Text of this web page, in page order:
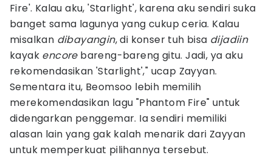
Fire'. Kalau aku, 'Starlight', karena aku sendiri suka
banget sama lagunya yang cukup ceria. Kalau
misalkan dibayangin, di konser tuh bisa dijadiin
kayak encorebareng-bareng gitu. Jadi, ya aku
rekomendasikan 'Starlight'," ucap Zayyan.
Sementara itu, Beomsoo lebih memilih
merekomendasikan lagu "Phantom Fire" untuk
didengarkan penggemar. Ia sendiri memiliki
alasan lain yang gak kalah menarik dari Zayyan
untuk memperkuat pilihannya tersebut.